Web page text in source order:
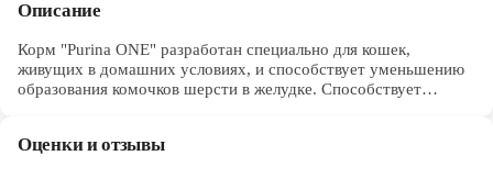
Описание
Корм "Purina ONE" разработан специально для кошек,
живущих в домашних условиях, и способствует уменьшению
образования комочков шерсти в желудке. Способствует
высококачественного натурального ингредиента, помогает
Оценки и отзывы